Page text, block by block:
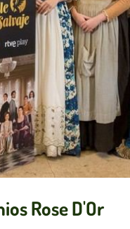
Rose D'Or